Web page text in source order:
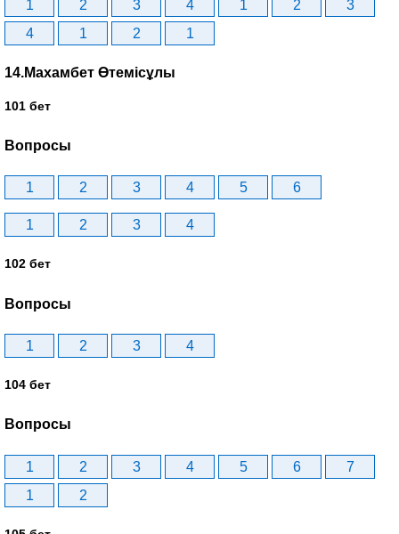
1 2 3 4 1 2
3
4
1 2 1
14.Махамбет Өтемісұлы
101 бет
Вопросы
1 2 3 4 5 6
1 2 3 4
102 бет
Вопросы
1 2 3 4
104 бет
Вопросы
1 2 3 4 5 6
7
1
2